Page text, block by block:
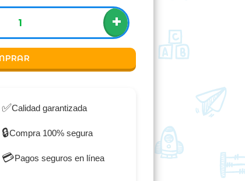
+
✅Calidad garantizada
🔒Compra 100% segura
💳Pagos seguros en línea